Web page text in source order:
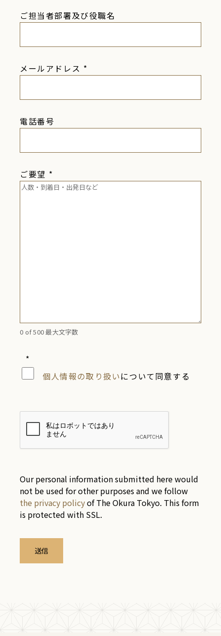
ご担当者部署及び役職名
メールアドレス *
電話番号
ご要望 *
0 of 500 最大文字数
*
個人情報の取り扱いについて同意する
Our personal information submitted here would
not be used for other purposes and we follow
the privacy policyof The Okura Tokyo. This form
is protected with SSL.